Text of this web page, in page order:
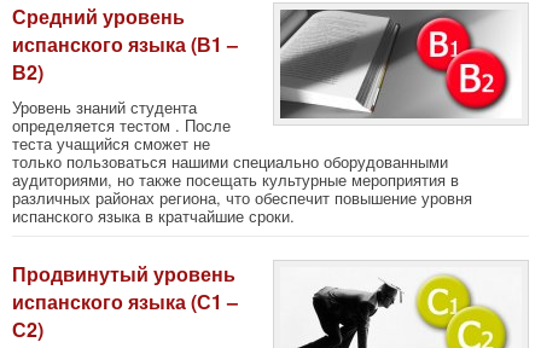
Средний уровень
испанского языка (В1 –
В2)
Уровень знаний студента
определяется тестом . После
теста учащийся сможет не
только пользоваться нашими специально оборудованными
аудиториями, но также посещать культурные мероприятия в
различных районах региона, что обеспечит повышение уровня
испанского языка в кратчайшие сроки.
Продвинутый уровень
испанского языка (С1 –
С2)